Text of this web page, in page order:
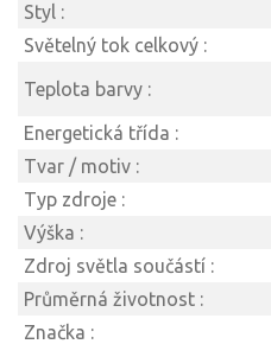
Styl :
Světelný tok celkový :
Teplota barvy :
Energetická třída :
Tvar / motiv :
Typ zdroje :
Výška :
Zdroj světla součástí :
Průměrná životnost :
Značka :